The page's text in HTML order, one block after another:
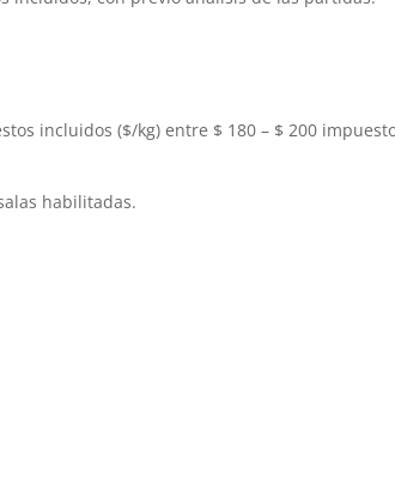
incluidos ($/kg) entre $ 180 – $ 200
habilitadas.